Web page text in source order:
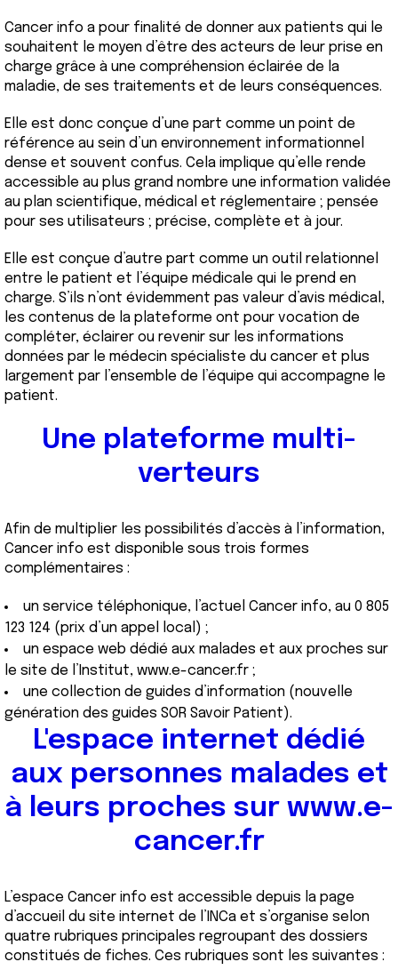
Cancer info a pour finalité de donner aux patients qui le
souhaitent le moyen d’être des acteurs de leur prise en
charge grâce à une compréhension éclairée de la
maladie, de ses traitements et de leurs conséquences.
Elle est donc conçue d’une part comme un point de
référence au sein d’un environnement informationnel
dense et souvent confus. Cela implique qu’elle rende
accessible au plus grand nombre une information validée
au plan scientifique, médical et réglementaire ; pensée
pour ses utilisateurs ; précise, complète et à jour.
Elle est conçue d’autre part comme un outil relationnel
entre le patient et l’équipe médicale qui le prend en
charge. S’ils n’ont évidemment pas valeur d’avis médical,
les contenus de la plateforme ont pour vocation de
compléter, éclairer ou revenir sur les informations
données par le médecin spécialiste du cancer et plus
largement par l’ensemble de l’équipe qui accompagne le
patient.
Une plateforme multi-
verteurs
Afin de multiplier les possibilités d’accès à l’information,
Cancer info est disponible sous trois formes
complémentaires :
un service téléphonique, l’actuel Cancer info, au 0 805
123 124 (prix d’un appel local) ;
un espace web dédié aux malades et aux proches sur
le site de l’Institut, www.e-cancer.fr ;
une collection de guides d’information (nouvelle
génération des guides SOR Savoir Patient).
L'espace internet dédié
aux personnes malades et
à leurs proches sur www.e-
cancer.fr
L’espace Cancer info est accessible depuis la page
d’accueil du site internet de l’INCa et s’organise selon
quatre rubriques principales regroupant des dossiers
constitués de fiches. Ces rubriques sont les suivantes :